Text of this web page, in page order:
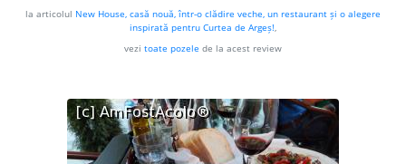
la articolul New House, casă nouă, într-o clădire veche, un restaurant și o alegere
inspirată pentru Curtea de Argeș!,
vezi toate pozele de la acest review